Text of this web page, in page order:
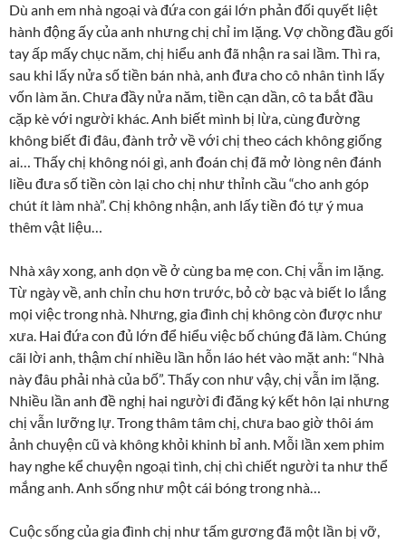
Dù anh em nhà ngoại và đứa con gái lớn phản đối quyết liệt
hành động ấy của anh nhưng chị chỉ im lặng. Vợ chồng đầu gối
tay ấp mấy chục năm, chị hiểu anh đã nhận ra sai lầm. Thì ra,
sau khi lấy nửa số tiền bán nhà, anh đưa cho cô nhân tình lấy
vốn làm ăn. Chưa đầy nửa năm, tiền cạn dần, cô ta bắt đầu
cặp kè với người khác. Anh biết mình bị lừa, cùng đường
không biết đi đâu, đành trở về với chị theo cách không giống
ai… Thấy chị không nói gì, anh đoán chị đã mở lòng nên đánh
liều đưa số tiền còn lại cho chị như thỉnh cầu “cho anh góp
chút ít làm nhà”. Chị không nhận, anh lấy tiền đó tự ý mua
thêm vật liệu…
Nhà xây xong, anh dọn về ở cùng ba mẹ con. Chị vẫn im lặng.
Từ ngày về, anh chỉn chu hơn trước, bỏ cờ bạc và biết lo lắng
mọi việc trong nhà. Nhưng, gia đình chị không còn được như
xưa. Hai đứa con đủ lớn để hiểu việc bố chúng đã làm. Chúng
cãi lời anh, thậm chí nhiều lần hỗn láo hét vào mặt anh: “Nhà
này đâu phải nhà của bố”. Thấy con như vậy, chị vẫn im lặng.
Nhiều lần anh đề nghị hai người đi đăng ký kết hôn lại nhưng
chị vẫn lưỡng lự. Trong thâm tâm chị, chưa bao giờ thôi ám
ảnh chuyện cũ và không khỏi khinh bỉ anh. Mỗi lần xem phim
hay nghe kể chuyện ngoại tình, chị chì chiết người ta như thể
mắng anh. Anh sống như một cái bóng trong nhà…
Cuộc sống của gia đình chị như tấm gương đã một lần bị vỡ,